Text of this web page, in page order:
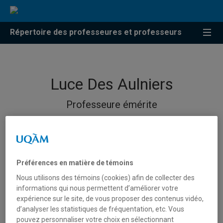
Répertoire des professeures et professeurs
Luce Des Aulniers
Professeure émérite
Unité
Département de communication sociale et
Courriel:des_aulniers.luce@uqam.ca
Téléphone: (514) 987-3000 poste 7901
Langues: Français, Anglais
Préférences en matière de témoins
Nous utilisons des témoins (cookies) afin de collecter des
informations qui nous permettent d’améliorer votre
expérience sur le site, de vous proposer des contenus vidéo,
d’analyser les statistiques de fréquentation, etc. Vous
pouvez personnaliser votre choix en sélectionnant